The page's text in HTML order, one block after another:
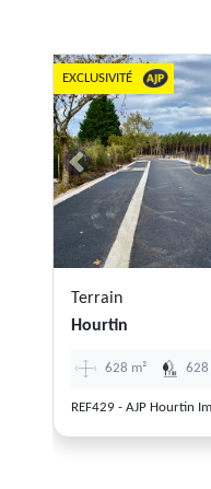
Previous
EXCLUSIVITÉ
Terrain
Hourtin
628 m² 628
REF429 - AJP Hourtin